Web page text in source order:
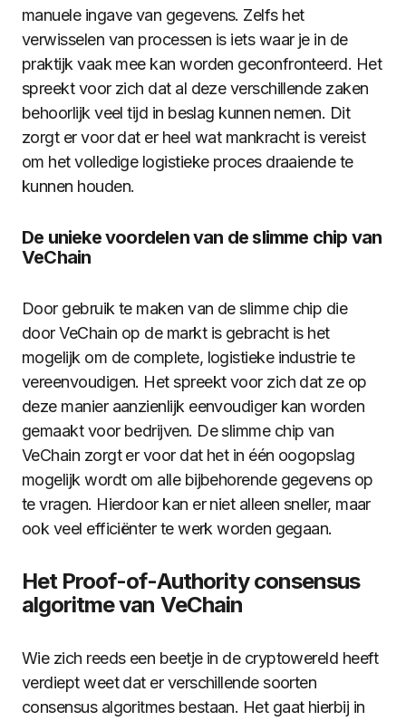
manuele ingave van gegevens. Zelfs het
verwisselen van processen is iets waar je in de
praktijk vaak mee kan worden geconfronteerd. Het
spreekt voor zich dat al deze verschillende zaken
behoorlijk veel tijd in beslag kunnen nemen. Dit
zorgt er voor dat er heel wat mankracht is vereist
om het volledige logistieke proces draaiende te
kunnen houden.
De unieke voordelen van de slimme chip van
VeChain
Door gebruik te maken van de slimme chip die
door VeChain op de markt is gebracht is het
mogelijk om de complete, logistieke industrie te
vereenvoudigen. Het spreekt voor zich dat ze op
deze manier aanzienlijk eenvoudiger kan worden
gemaakt voor bedrijven. De slimme chip van
VeChain zorgt er voor dat het in één oogopslag
mogelijk wordt om alle bijbehorende gegevens op
te vragen. Hierdoor kan er niet alleen sneller, maar
ook veel efficiënter te werk worden gegaan.
Het Proof-of-Authority consensus
algoritme van VeChain
Wie zich reeds een beetje in de cryptowereld heeft
verdiept weet dat er verschillende soorten
consensus algoritmes bestaan. Het gaat hierbij in